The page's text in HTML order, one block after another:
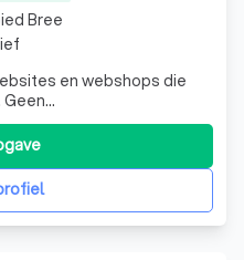
en webshops die
online aanwezigheid die
wilt. Of je nu net
denken met je mee en
Bree